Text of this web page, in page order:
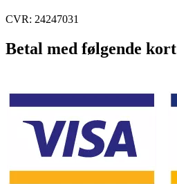
CVR: 24247031
Betal med følgende kort